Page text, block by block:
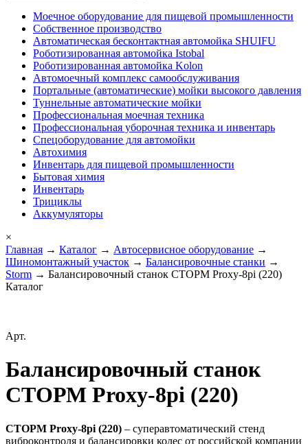
Моечное оборудование для пищевой промышленности
Собственное производство
Автоматическая бесконтактная автомойка SHUIFU
Роботизированная автомойка Istobal
Роботизированная автомойка Kolon
Автомоечный комплекс самообслуживания
Портальные (автоматические) мойки высокого давления
Туннельные автоматические мойки
Профессиональная моечная техника
Профессиональная уборочная техника и инвентарь
Спецоборудование для автомойки
Автохимия
Инвентарь для пищевой промышленности
Бытовая химия
Инвентарь
Трициклы
Аккумуляторы
×
Главная → Каталог → Автосервисное оборудование →
Шиномонтажный участок → Балансировочные станки →
Storm → Балансировочный станок СТОРМ Proxy-8pi (220)
Каталог
Арт.
Балансировочный станок
СТОРМ Proxy-8pi (220)
СТОРМ Proxy-8pi (220) – суперавтоматический стенд
виброконтроля и балансировки колес от российской компании